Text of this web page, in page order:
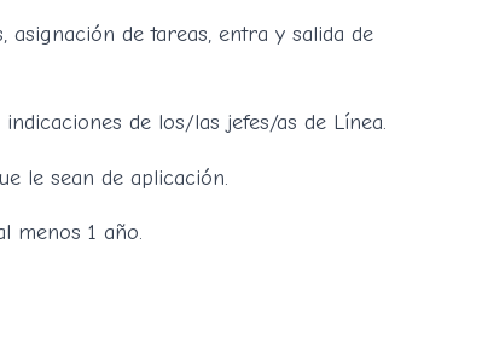
de tareas, entra y salida de
de los/las jefes/as de Línea.
le sean de aplicación.
menos 1 año.